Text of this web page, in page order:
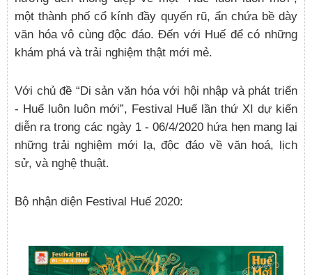
một thành phố cổ kính đầy quyến rũ, ẩn chứa bề dày
văn hóa vô cùng độc đáo. Đến với Huế để có những
khám phá và trải nghiệm thật mới mẻ.
Với chủ đề “Di sản văn hóa với hội nhập và phát triển
- Huế luôn luôn mới”, Festival Huế lần thứ XI dự kiến
diễn ra trong các ngày 1 - 06/4/2020 hứa hẹn mang lại
những trải nghiệm mới lạ, độc đáo về văn hoá, lịch
sử, và nghệ thuật.
Bộ nhận diện Festival Huế 2020: